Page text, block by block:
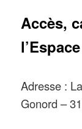
Accès,
l’Espace
Adresse :
Gonord –